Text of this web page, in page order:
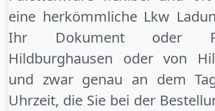
eine herkömmliche Lkw
Ihr Dokument oder
Hildburghausen odervon
und zwar genau an dem
Uhrzeit, die Sie bei der